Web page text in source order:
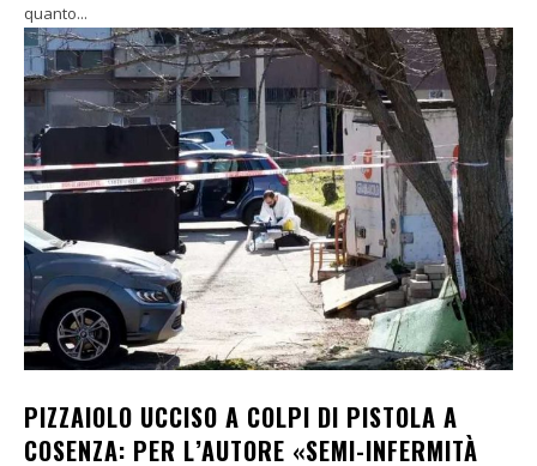
quanto...
PIZZAIOLO UCCISO A COLPI DI PISTOLA A
COSENZA: PER L’AUTORE «SEMI-INFERMITÀ